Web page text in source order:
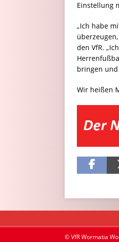
Einstellung
„Ich habe
den VfR.
bringen
Wir heißen
© VfR Wormatia